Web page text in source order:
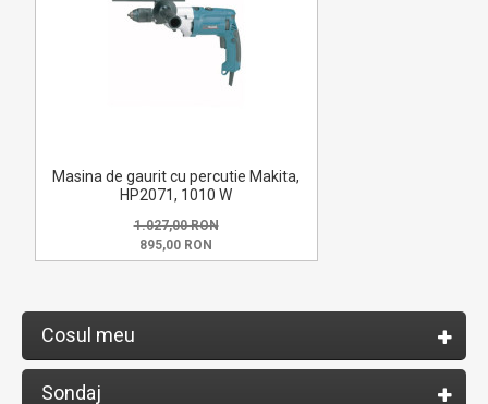
Masina de gaurit cu percutie Makita,
HP2071, 1010 W
1.027,00 RON
895,00 RON
Cosul meu
Sondaj